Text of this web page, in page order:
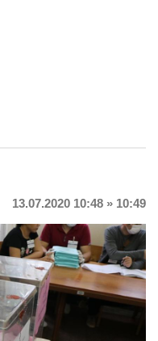
13.07.2020 10:48 » 10:49